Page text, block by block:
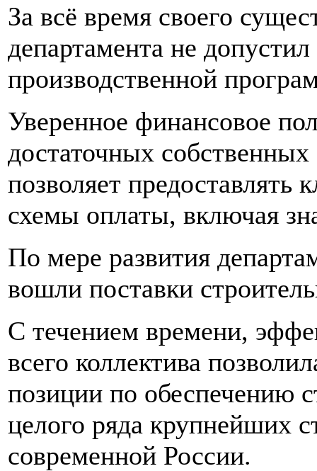
За всё время своего
департамента не
производственной
Уверенное финансовое
достаточных
позволяет
схемы оплаты, включая
По мере развития
вошли поставки
С течением времени,
всего коллектива
позиции по обеспечению
целого ряда крупнейших
современной России.